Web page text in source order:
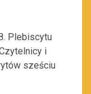
Plebiscytu
i
sześciu